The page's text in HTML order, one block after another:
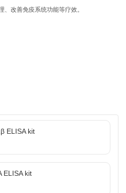
改善免疫系统功能等疗效。
ELISA kit
ELISA kit